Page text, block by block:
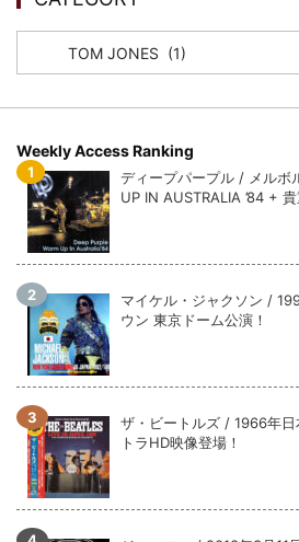
ビリー・ジョエル / 2024年3月24日
収録！
*NEW RELEASE (最新約3ヶ月)
全収録！
スコーピオンズ / 2024年6月15日 リスボ
*NEW RELEASE (最新約3ヶ月)
マネスキン / 2024年6月9日 ドイツ
全収録！
*NEW RELEASE (最新約3ヶ月)
2024.6.9
リアム・ギャラガー / 2024年6月1日 英
全収録！
*NEW RELEASE (最新約3ヶ月)
メガデス / 2023年8月4日 ドイツ
*NEW RELEASE (最新約3ヶ月)
2024.6.9
ユーライア・ヒープ / 2023年8月3日 ド
全収録！
*NEW RELEASE (最新約3ヶ月)
ジャーニー / 1979年5月8+9日 コロラド
Weekly Access Ranking
ディープパープル / メルボ
UP IN AUSTRALIA ’84 + 貴
マイケル・ジャクソン /
ウン 東京ドーム公演！
ザ・ビートルズ / 1966年
トラHD映像登場！